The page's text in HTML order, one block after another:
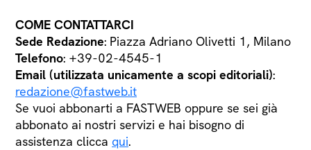
COME CONTATTARCI
Sede Redazione: Piazza Adriano Olivetti 1, Milano
Telefono: +39-02-4545-1
Email (utilizzata unicamente a scopi editoriali):
redazione@fastweb.it
Se vuoi abbonarti a FASTWEB oppure se sei già
abbonato ai nostri servizi e hai bisogno di
assistenza clicca qui.